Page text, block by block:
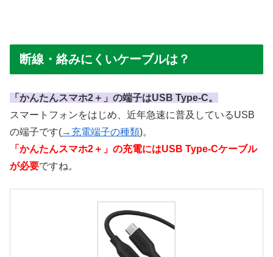
断線・絡みにくいケーブルは？
「かんたんスマホ2＋」の端子はUSB Type-C。
スマートフォンをはじめ、近年急速に普及しているUSB
の端子です(→充電端子の種類)。
「かんたんスマホ2＋」の充電にはUSB Type-Cケーブル
が必要ですね。